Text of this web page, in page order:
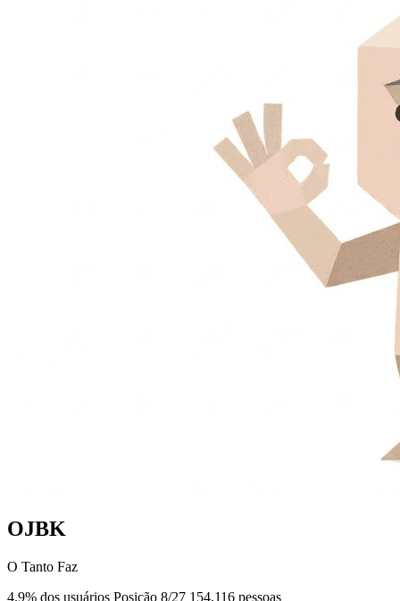
OJBK
O Tanto Faz
4.9% dos usuários Posição 8/27 154,116 pessoas